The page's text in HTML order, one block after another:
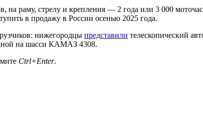
на раму, стрелу и крепления — 2 года или 3 000
в продажу в России осенью 2025 года.
нижегородцы представили телескопический
на шасси КАМАЗ 4308.
Ctrl+Enter.